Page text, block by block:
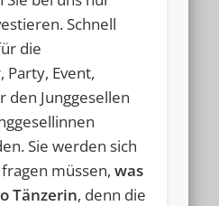
Schnell
die
Event,
Junggesellen
Sie werden sich
müssen,was
Tänzerin, denn die